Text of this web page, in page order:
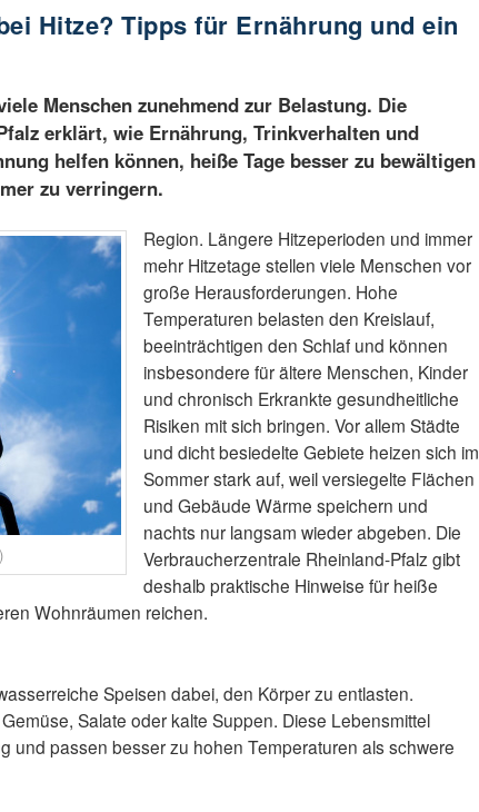
Hitze? Tipps für Ernährung und ein
Menschen zunehmend zur Belastung. Die
erklärt, wie Ernährung, Trinkverhalten und
helfen können, heiße Tage besser zu bewältigen
zu verringern.
Region. Längere Hitzeperioden und immer
mehr Hitzetage stellen viele Menschen vor
große Herausforderungen. Hohe
Temperaturen belasten den Kreislauf,
beeinträchtigen den Schlaf und können
insbesondere für ältere Menschen, Kinder
und chronisch Erkrankte gesundheitliche
Risiken mit sich bringen. Vor allem Städte
und dicht besiedelte Gebiete heizen sich im
Sommer stark auf, weil versiegelte Flächen
und Gebäude Wärme speichern und
nachts nur langsam wieder abgeben. Die
Verbraucherzentrale Rheinland-Pfalz gibt
deshalb praktische Hinweise für heiße
Wohnräumen reichen.
Speisen dabei, den Körper zu entlasten.
Salate oder kalte Suppen. Diese Lebensmittel
und passen besser zu hohen Temperaturen als schwere